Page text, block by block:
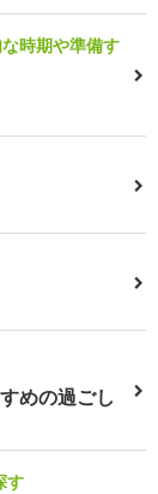
時期や準備す
めの過ごし
す